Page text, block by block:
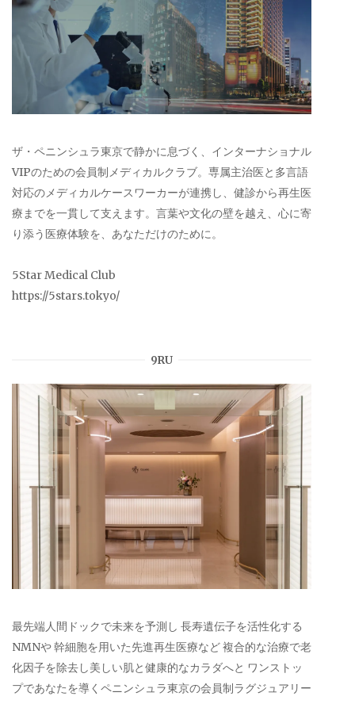
ザ・ペニンシュラ東京で静かに息づく、インターナショナル
VIPのための会員制メディカルクラブ。専属主治医と多言語
対応のメディカルケースワーカーが連携し、健診から再生医
療までを一貫して支えます。言葉や文化の壁を越え、心に寄
り添う医療体験を、あなただけのために。
5Star Medical Club
https://5stars.tokyo/
9RU
最先端人間ドックで未来を予測し 長寿遺伝子を活性化する
NMNや 幹細胞を用いた先進再生医療など 複合的な治療で老
化因子を除去し美しい肌と健康的なカラダへと ワンストッ
プであなたを導くペニンシュラ東京の会員制ラグジュアリー